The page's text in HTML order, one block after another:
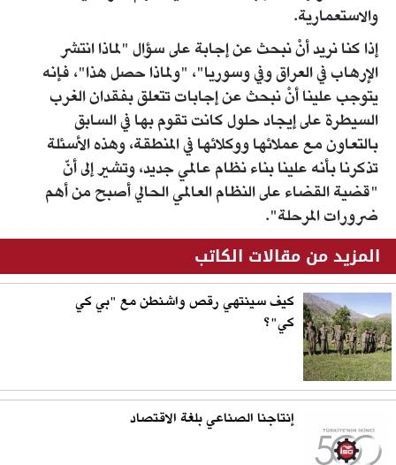
والاستعمارية.
إذا كنا نريد أنْ نبحث عن إجابة على سؤال "لماذا انتشر
الإرهاب في العراق وفي وسوريا"، "ولماذا حصل هذا"، فإنه
يتوجب علينا أنْ نبحث عن إجابات تتعلق بفقدان الغرب
السيطرة على إيجاد حلول كانت تقوم بها في السابق
بالتعاون مع عملائها ووكلائها في المنطقة، وهذه الأسئلة
تذكرنا بأنه علينا بناء نظام عالمي جديد، وتشير إلى أنّ
"قضية القضاء على النظام العالمي الحالي أصبح من أهم
ضرورات المرحلة".
المزيد من مقالات الكاتب
كيف سينتهي رقص واشنطن مع "بي كي
كي"؟
إنتاجنا الصناعي بلغة الاقتصاد